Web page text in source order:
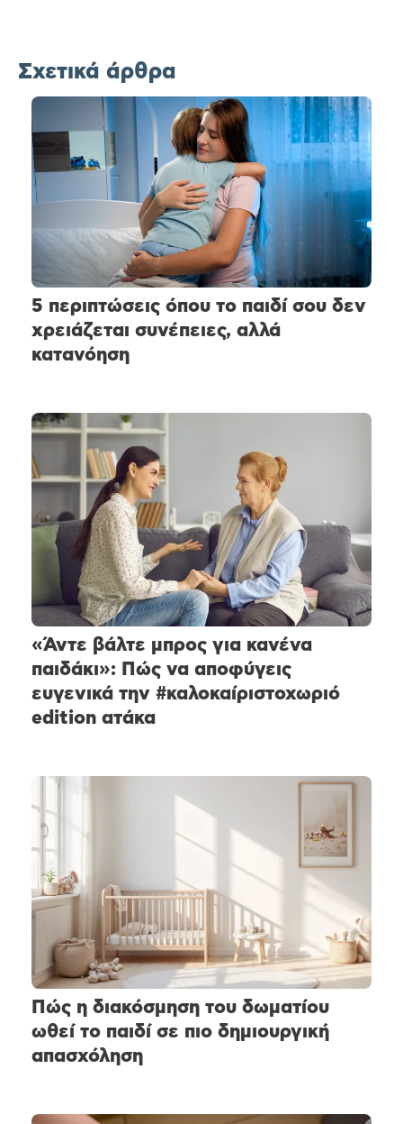
Σχετικά άρθρα
5 περιπτώσεις όπου το παιδί σου δεν
χρειάζεται συνέπειες, αλλά
κατανόηση
«Άντε βάλτε μπρος για κανένα
παιδάκι»: Πώς να αποφύγεις
ευγενικά την #καλοκαίριστοχωριό
edition ατάκα
Πώς η διακόσμηση του δωματίου
ωθεί το παιδί σε πιο δημιουργική
απασχόληση